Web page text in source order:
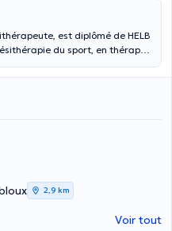
est diplômé de HELB
du sport, en thérapie
de Tirlemont 90), à
pour fixer un rendez-
le bouton « prenez un
en bas et en haut de son profil
au travail, il ne cesse de
professionnelles.
2,9 km
Voir tout